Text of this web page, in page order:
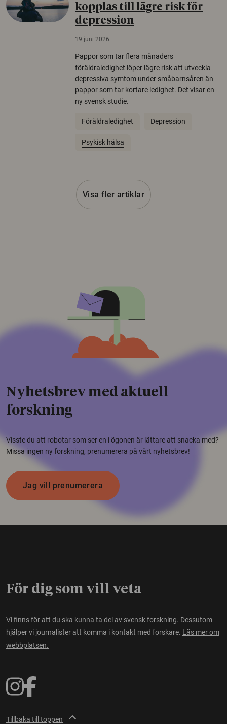
kopplas till lägre risk för
depression
19 juni 2026
Pappor som tar flera månaders
föräldraledighet löper lägre risk att utveckla
depressiva symtom under småbarnsåren än
pappor som tar kortare ledighet. Det visar en
ny svensk studie.
Föräldraledighet Depression
Psykisk hälsa
Visa fler artiklar
Nyhetsbrev med aktuell
forskning
Visste du att robotar som ser en i ögonen är lättare att snacka med?
Missa ingen ny forskning, prenumerera på vårt nyhetsbrev!
Jag vill prenumerera
För dig som vill veta
Vi finns för att du ska kunna ta del av svensk forskning. Dessutom
hjälper vi journalister att komma i kontakt med forskare. Läs mer om
webbplatsen.
Tillbaka till toppen